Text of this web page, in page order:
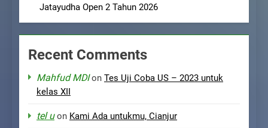
Jatayudha Open 2 Tahun 2026
Recent Comments
Mahfud MDIon Tes Uji Coba US – 2023 untuk
kelas XII
tel uon Kami Ada untukmu, Cianjur